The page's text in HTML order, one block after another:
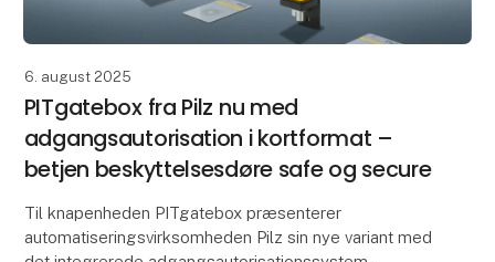
6. august 2025
PITgatebox fra Pilz nu med
adgangsautorisation i kortformat –
betjen beskyttelsesdøre safe og secure
Til knapenheden PITgatebox præsenterer
automatiseringsvirksomheden Pilz sin nye variant med